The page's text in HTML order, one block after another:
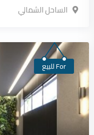
الساحل الشمالي
For للبيع